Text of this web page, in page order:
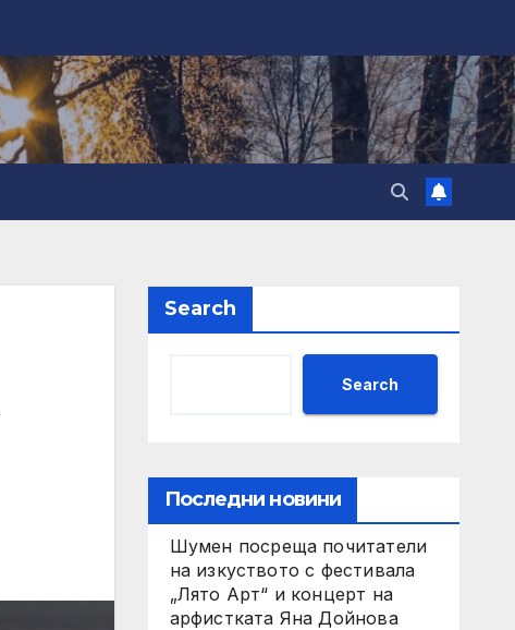
Search
Search
Последни новини
Шумен посреща почитатели
на изкуството с фестивала
„Лято Арт“ и концерт на
арфистката Яна Дойнова